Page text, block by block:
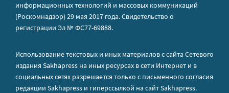
информационных технологий и массовых коммуникаций
(Роскомнадзор) 29 мая 2017 года. Свидетельство о
регистрации Эл № ФС77-69888.
Использование текстовых и иных материалов с сайта Сетевого
издания Sakhapress на иных ресурсах в сети Интернет и в
социальных сетях разрешается только с письменного согласия
редакции Sakhapress и гиперссылкой на сайт Sakhapress.